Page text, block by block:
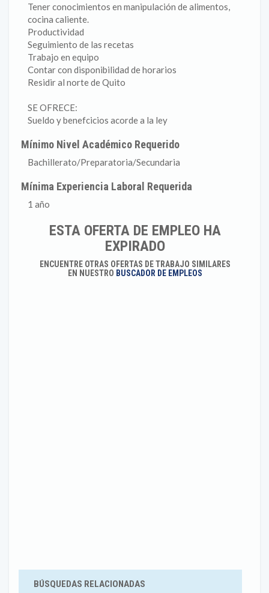
Tener conocimientos en manipulación de alimentos,
cocina caliente.
Productividad
Seguimiento de las recetas
Trabajo en equipo
Contar con disponibilidad de horarios
Residir al norte de Quito
SE OFRECE:
Sueldo y benefcicios acorde a la ley
Mínimo Nivel Académico Requerido
Bachillerato/Preparatoria/Secundaria
Mínima Experiencia Laboral Requerida
1 año
ESTA OFERTA DE EMPLEO HA
EXPIRADO
ENCUENTRE OTRAS OFERTAS DE TRABAJO SIMILARES
EN NUESTRO BUSCADOR DE EMPLEOS
BÚSQUEDAS RELACIONADAS